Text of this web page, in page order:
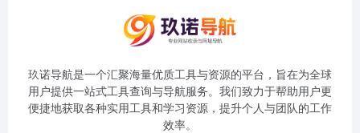
玖诺导航是一个汇聚海量优质工具与资源的平台，旨在为全球
用户提供一站式工具查询与导航服务。我们致力于帮助用户更
便捷地获取各种实用工具和学习资源，提升个人与团队的工作
效率。